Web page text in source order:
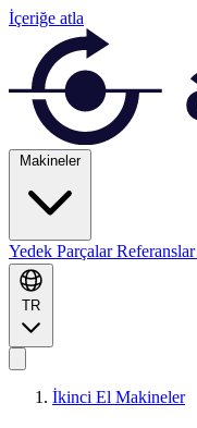
İçeriğe atla
Makineler
Yedek ParçalarReferanslar
TR
İkinci El Makineler